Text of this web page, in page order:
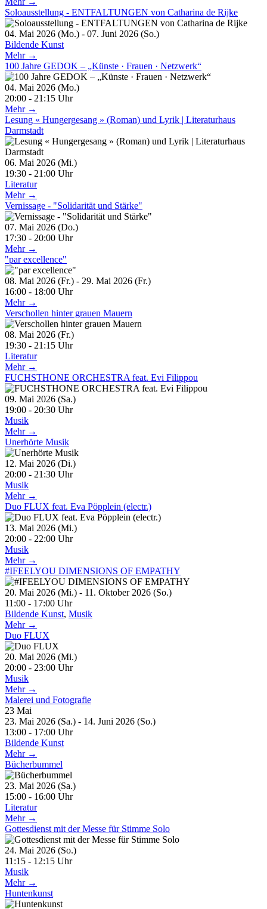
Soloausstellung - ENTFALTUNGEN von Catharina de Rijke
04. Mai 2026 (Mo.) - 07. Juni 2026 (So.)
Bildende Kunst
Mehr →
100 Jahre GEDOK – „Künste · Frauen · Netzwerk“
04. Mai 2026 (Mo.)
20:00 - 21:15 Uhr
Mehr →
Lesung « Hungergesang » (Roman) und Lyrik | Literaturhaus
Darmstadt
06. Mai 2026 (Mi.)
19:30 - 21:00 Uhr
Literatur
Mehr →
Vernissage - "Solidarität und Stärke"
07. Mai 2026 (Do.)
17:30 - 20:00 Uhr
Mehr →
"par excellence"
08. Mai 2026 (Fr.) - 29. Mai 2026 (Fr.)
16:00 - 18:00 Uhr
Mehr →
Verschollen hinter grauen Mauern
08. Mai 2026 (Fr.)
19:30 - 21:15 Uhr
Literatur
Mehr →
FUCHSTHONE ORCHESTRA feat. Evi Filippou
09. Mai 2026 (Sa.)
19:00 - 20:30 Uhr
Musik
Mehr →
Unerhörte Musik
12. Mai 2026 (Di.)
20:00 - 21:30 Uhr
Musik
Mehr →
Duo FLUX feat. Eva Pöpplein (electr.)
13. Mai 2026 (Mi.)
20:00 - 22:00 Uhr
Musik
Mehr →
#IFEELYOU DIMENSIONS OF EMPATHY
20. Mai 2026 (Mi.) - 11. Oktober 2026 (So.)
11:00 - 17:00 Uhr
Bildende Kunst, Musik
Mehr →
Duo FLUX
20. Mai 2026 (Mi.)
20:00 - 23:00 Uhr
Musik
Mehr →
Malerei und Fotografie
23 Mai
23. Mai 2026 (Sa.) - 14. Juni 2026 (So.)
13:00 - 17:00 Uhr
Bildende Kunst
Mehr →
Bücherbummel
23. Mai 2026 (Sa.)
15:00 - 16:00 Uhr
Literatur
Mehr →
Gottesdienst mit der Messe für Stimme Solo
24. Mai 2026 (So.)
11:15 - 12:15 Uhr
Musik
Mehr →
Huntenkunst